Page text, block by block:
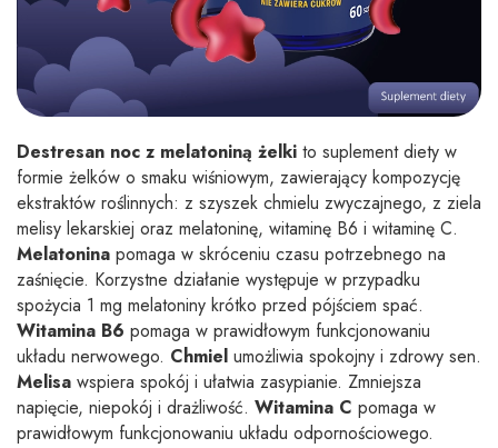
Destresan noc z melatoniną żelki to suplement diety w
formie żelków o smaku wiśniowym, zawierający kompozycję
ekstraktów roślinnych: z szyszek chmielu zwyczajnego, z ziela
melisy lekarskiej oraz melatoninę, witaminę B6 i witaminę C.
Melatonina pomaga w skróceniu czasu potrzebnego na
zaśnięcie. Korzystne działanie występuje w przypadku
spożycia 1 mg melatoniny krótko przed pójściem spać.
Witamina B6 pomaga w prawidłowym funkcjonowaniu
układu nerwowego. Chmiel umożliwia spokojny i zdrowy sen.
Melisa wspiera spokój i ułatwia zasypianie. Zmniejsza
napięcie, niepokój i drażliwość. Witamina C pomaga w
prawidłowym funkcjonowaniu układu odpornościowego.